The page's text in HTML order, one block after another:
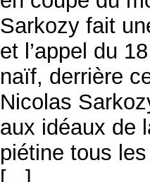
Sarkozy fait
et l’appel du
naïf, derrière
Nicolas
aux idéaux de
piétine tous